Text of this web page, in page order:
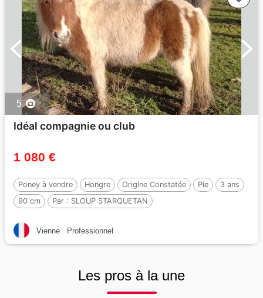
5
Idéal compagnie ou club
1 080 €
Poney à vendre Hongre Origine Constatée Pie
3 ans
90 cm
Par : SLOUP STARQUETAN
Vienne Professionnel
Les pros à la une